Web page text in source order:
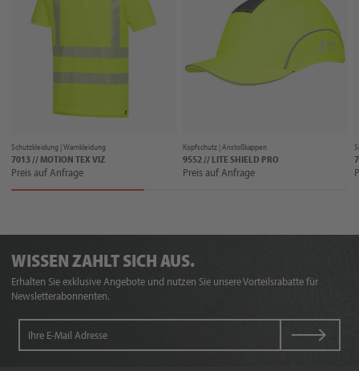
Schutzkleidung |Warnkleidung
7013 // MOTION TEX VIZ
Preis auf Anfrage
Kopfschutz |Anstoßkappen
9552 // LITE SHIELD PRO
Preis auf Anfrage
WISSEN ZAHLT SICH AUS.
Erhalten Sie exklusive Angebote und nutzen Sie unsere Vorteilsrabatte für
Newsletterabonnenten.